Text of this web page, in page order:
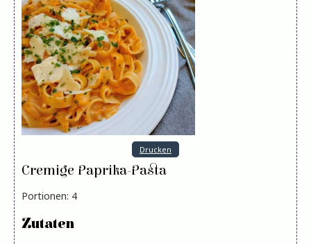
Drucken
Cremige Paprika-Pasta
Portionen: 4
Zutaten